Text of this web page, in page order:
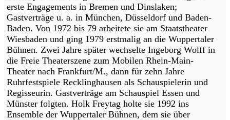
erste Engagements in Bremen und Dinslaken;
Gastverträge u. a. in München, Düsseldorf und Baden-
Baden. Von 1972 bis 79 arbeitete sie am Staatstheater
Wiesbaden und ging 1979 erstmalig an die Wuppertaler
Bühnen. Zwei Jahre später wechselte Ingeborg Wolff in
die Freie Theaterszene zum Mobilen Rhein-Main-
Theater nach Frankfurt/M., dann für zehn Jahre
Ruhrfestspiele Recklinghausen als Schauspielerin und
Regisseurin. Gastverträge am Schauspiel Essen und
Münster folgten. Holk Freytag holte sie 1992 ins
Ensemble der Wuppertaler Bühnen, dem sie über